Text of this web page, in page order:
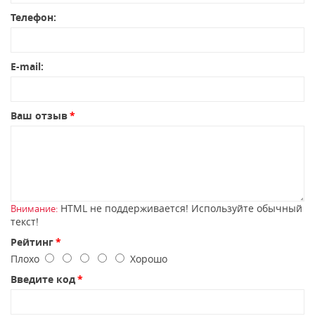
Телефон:
E-mail:
Ваш отзыв
Внимание: HTML не поддерживается! Используйте обычный
текст!
Рейтинг
Плохо
Хорошо
Введите код